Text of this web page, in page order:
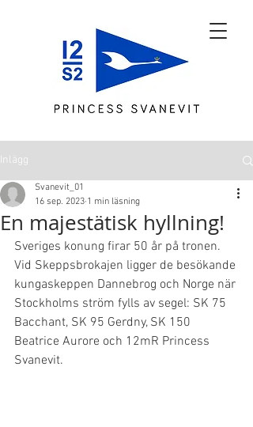
Inlägg
En majestätisk hyllning!
Svanevit_01
16 sep. 2023 1 min läsning
Sveriges konung firar 50 år på tronen.
Vid Skeppsbrokajen ligger de besökande
kungaskeppen Dannebrog och Norge när
Stockholms ström fylls av segel: SK 75
Bacchant, SK 95 Gerdny, SK 150
Beatrice Aurore och 12mR Princess
Svanevit.